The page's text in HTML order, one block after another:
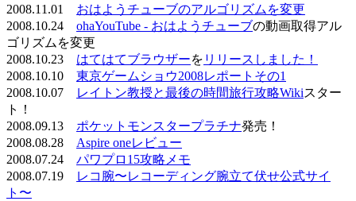
2008.11.01 おはようチューブのアルゴリズムを変更
2008.10.24 ohaYouTube - おはようチューブの動画取得アル
ゴリズムを変更
2008.10.23 はてはてブラウザーを リリースしました！
2008.10.10 東京ゲームショウ2008レポートその1
2008.10.07
レイトン教授と最後の時間旅行攻略Wikiスター
ト！
2008.09.13 ポケットモンスタープラチナ発売！
2008.08.28 Aspire oneレビュー
2008.07.24 パワプロ15攻略メモ
2008.07.19
レコ腕〜レコーディング腕立て伏せ公式サイ
ト〜